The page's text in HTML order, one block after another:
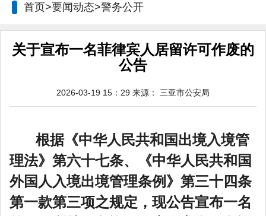
首页>要闻动态>警务公开
关于宣布一名菲律宾人居留许可作废的
公告
2026-03-19 15：29 来源： 三亚市公安局
根据《中华人民共和国出境入境管
理法》第六十七条、《中华人民共和国
外国人入境出境管理条例》第三十四条
第一款第三项之规定，现公告宣布一名